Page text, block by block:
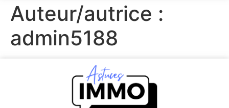
Auteur/autrice :
admin5188